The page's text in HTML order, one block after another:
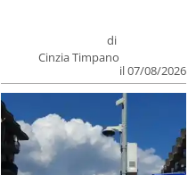
di
Cinzia Timpano
il 07/08/2026